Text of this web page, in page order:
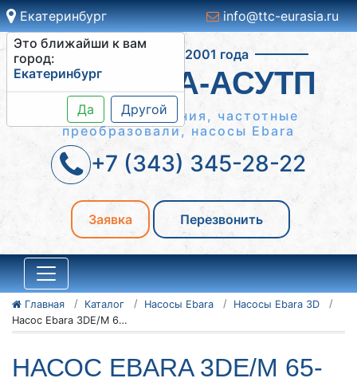
Екатеринбург
Это ближайши к вам
город:
Екатеринбург
Да Другой
info@ttc-eurasia.ru
Работаем с 2001 года
СИСТЕМА-АСУТП
Шкафы управления, частотные
преобразовали, насосы Ebara
+7 (343) 345-28-22
Заявка Перезвонить
Главная Каталог Насосы Ebara
Насосы Ebara 3D
Насос Ebara 3DE/M 65-160/11 IE3
НАСОС EBARA 3DE/M 65-